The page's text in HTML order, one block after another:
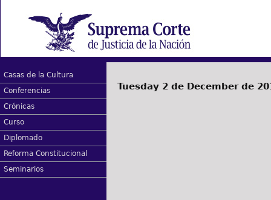
Casas de la Cultura
Conferencias
Crónicas
Curso
Diplomado
Reforma Constitucional
Seminarios
Tuesday 2 de December de